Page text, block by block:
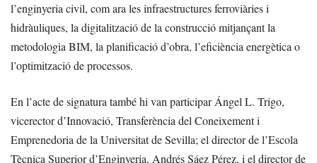
l’enginyeria civil, com ara les infraestructures ferroviàries i
hidràuliques, la digitalització de la construcció mitjançant la
metodologia BIM, la planificació d’obra, l’eficiència energètica o
l’optimització de processos.
En l’acte de signatura també hi van participar Ángel L. Trigo,
vicerector d’Innovació, Transferència del Coneixement i
Emprenedoria de la Universitat de Sevilla; el director de l’Escola
Tècnica Superior d’Enginyeria, Andrés Sáez Pérez, i el director de